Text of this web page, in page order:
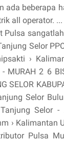
ada beberapa
all operator.
Pulsa
Selor
›
MURAH 2 6
SELOR
Selor
Selor -
› Kalimantan
Pulsa